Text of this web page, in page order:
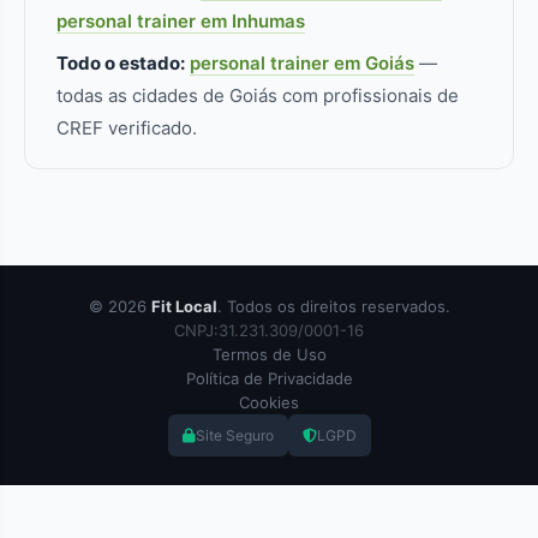
personal trainer em Inhumas
Todo o estado: personal trainer em Goiás —
todas as cidades de Goiás com profissionais de
CREF verificado.
© 2026 Fit Local. Todos os direitos reservados.
CNPJ:31.231.309/0001-16
Termos de Uso
Política de Privacidade
Cookies
Site Seguro LGPD